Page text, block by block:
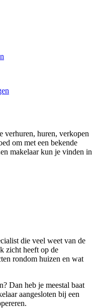
verhuren, huren, verkopen
om met een bekende
makelaar kun je vinden in
die veel weet van de
zicht heeft op de
rondom huizen en wat
Dan heb je meestal baat
aangesloten bij een